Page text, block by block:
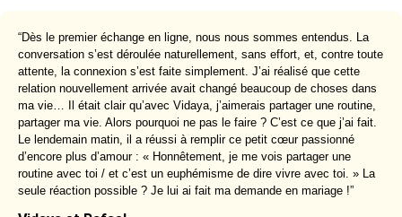
“Dès le premier échange en ligne, nous nous sommes entendus. La
conversation s’est déroulée naturellement, sans effort, et, contre toute
attente, la connexion s’est faite simplement. J’ai réalisé que cette
relation nouvellement arrivée avait changé beaucoup de choses dans
ma vie… Il était clair qu’avec Vidaya, j’aimerais partager une routine,
partager ma vie. Alors pourquoi ne pas le faire ? C’est ce que j’ai fait.
Le lendemain matin, il a réussi à remplir ce petit cœur passionné
d’encore plus d’amour : « Honnêtement, je me vois partager une
routine avec toi / et c’est un euphémisme de dire vivre avec toi. » La
seule réaction possible ? Je lui ai fait ma demande en mariage !”